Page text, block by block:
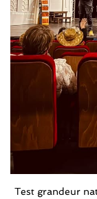
Test grandeur